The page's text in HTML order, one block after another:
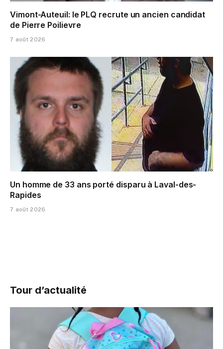
Vimont-Auteuil: le PLQ recrute un ancien candidat
de Pierre Poilievre
7 août 2026
Un homme de 33 ans porté disparu à Laval-des-
Rapides
7 août 2026
Tour d’actualité